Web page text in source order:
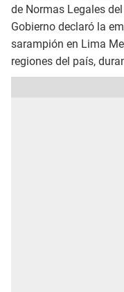
de Normas Legales
Gobierno declaró la
sarampión en Lima
regiones del país,